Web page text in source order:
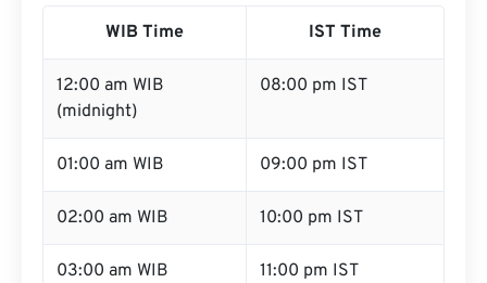
WIB Time IST Time
12:00 am WIB
(midnight)
08:00 pm IST
01:00 am WIB 09:00 pm IST
02:00 am WIB 10:00 pm IST
03:00 am WIB 11:00 pm IST